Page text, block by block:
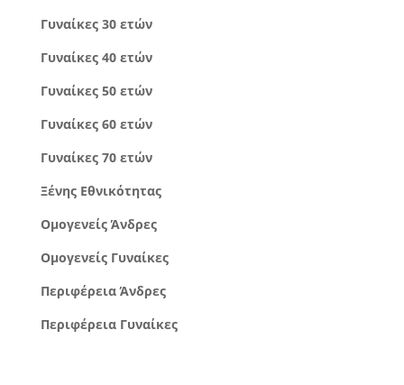
Γυναίκες 30 ετών
Γυναίκες 40 ετών
Γυναίκες 50 ετών
Γυναίκες 60 ετών
Γυναίκες 70 ετών
Ξένης Εθνικότητας
Ομογενείς Άνδρες
Ομογενείς Γυναίκες
Περιφέρεια Άνδρες
Περιφέρεια Γυναίκες